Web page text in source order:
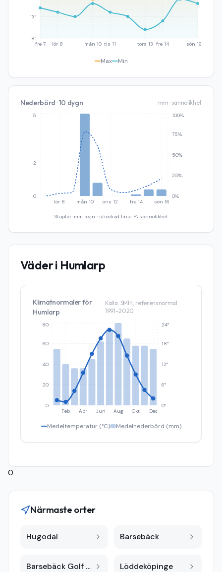
fre 7 lör 8 mån 10 tis 11 tors 13 fre 14 sön 16
8°
13°
Max Min
Nederbörd · 10 dygn mm · sannolikhet
lör 8 mån 10 ons 12 fre 14 sön 16
0
2
5
0%
25%
50%
75%
100%
Staplar: mm regn · streckad linje: % sannolikhet
Väder i Humlarp
Klimatnormaler för
Humlarp
Källa: SMHI, referensnormal
1991–2020
Feb Apr Jun Aug Okt Dec
0
20
40
60
80
0°
6°
12°
18°
24°
Medeltemperatur (°C) Medelnederbörd (mm)
0
Närmaste orter
Hugodal Barsebäck
Barsebäck Golf & Country Club Löddeköpinge